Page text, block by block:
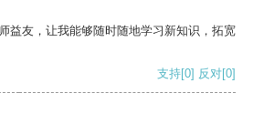
益友，让我能够随时随地学习新知识，拓宽
支持[0] 反对[0]